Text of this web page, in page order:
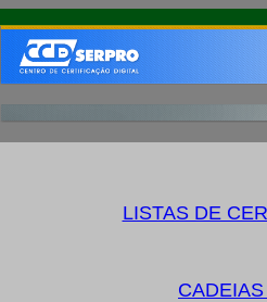
LISTAS DE